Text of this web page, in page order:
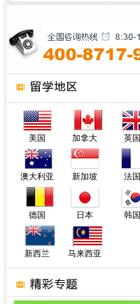
美国 加拿大 英国
澳大利亚 新加坡 法国
德国 日本 韩国
新西兰 马来西亚